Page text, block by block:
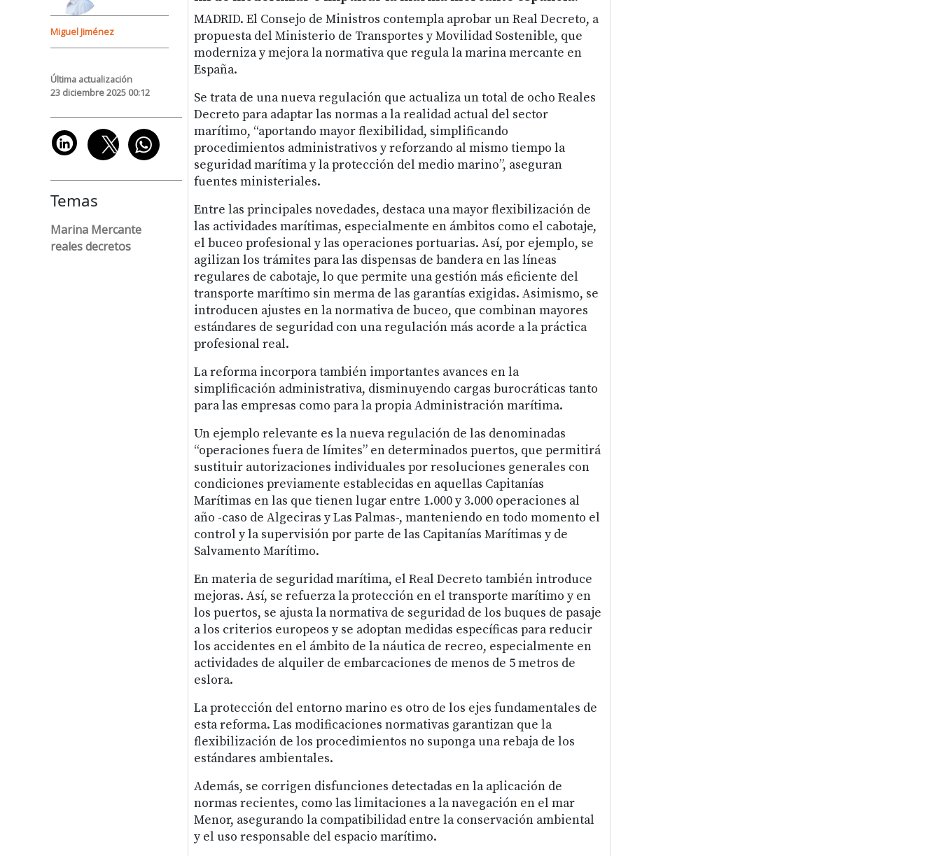
Miguel Jiménez
Última actualización
23 diciembre 2025 00:12
Temas
Marina Mercante
reales decretos
MADRID. El Consejo de Ministros contempla aprobar un Real Decreto, a
propuesta del Ministerio de Transportes y Movilidad Sostenible, que
moderniza y mejora la normativa que regula la marina mercante en
España.
Se trata de una nueva regulación que actualiza un total de ocho Reales
Decreto para adaptar las normas a la realidad actual del sector
marítimo, “aportando mayor flexibilidad, simplificando
procedimientos administrativos y reforzando al mismo tiempo la
seguridad marítima y la protección del medio marino”, aseguran
fuentes ministeriales.
Entre las principales novedades, destaca una mayor flexibilización de
las actividades marítimas, especialmente en ámbitos como el cabotaje,
el buceo profesional y las operaciones portuarias. Así, por ejemplo, se
agilizan los trámites para las dispensas de bandera en las líneas
regulares de cabotaje, lo que permite una gestión más eficiente del
transporte marítimo sin merma de las garantías exigidas. Asimismo, se
introducen ajustes en la normativa de buceo, que combinan mayores
estándares de seguridad con una regulación más acorde a la práctica
profesional real.
La reforma incorpora también importantes avances en la
simplificación administrativa, disminuyendo cargas burocráticas tanto
para las empresas como para la propia Administración marítima.
Un ejemplo relevante es la nueva regulación de las denominadas
“operaciones fuera de límites” en determinados puertos, que permitirá
sustituir autorizaciones individuales por resoluciones generales con
condiciones previamente establecidas en aquellas Capitanías
Marítimas en las que tienen lugar entre 1.000 y 3.000 operaciones al
año -caso de Algeciras y Las Palmas-, manteniendo en todo momento el
control y la supervisión por parte de las Capitanías Marítimas y de
Salvamento Marítimo.
En materia de seguridad marítima, el Real Decreto también introduce
mejoras. Así, se refuerza la protección en el transporte marítimo y en
los puertos, se ajusta la normativa de seguridad de los buques de pasaje
a los criterios europeos y se adoptan medidas específicas para reducir
los accidentes en el ámbito de la náutica de recreo, especialmente en
actividades de alquiler de embarcaciones de menos de 5 metros de
eslora.
La protección del entorno marino es otro de los ejes fundamentales de
esta reforma. Las modificaciones normativas garantizan que la
flexibilización de los procedimientos no suponga una rebaja de los
estándares ambientales.
Además, se corrigen disfunciones detectadas en la aplicación de
normas recientes, como las limitaciones a la navegación en el mar
Menor, asegurando la compatibilidad entre la conservación ambiental
y el uso responsable del espacio marítimo.